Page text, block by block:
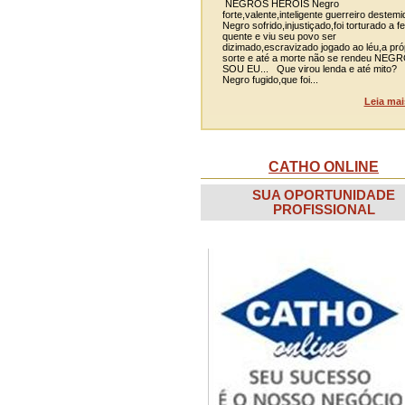
NEGROS HERÓIS Negro
forte,valente,inteligente guerreiro
Negro sofrido,injustiçado,foi torturado a
quente e viu seu povo ser
dizimado,escravizado jogado ao léu,a
sorte e até a morte não se rendeu
SOU EU... Que virou lenda e até mito?
Negro fugido,que foi...
Leia
CATHO ONLINE
SUA OPORTUNIDADE
PROFISSIONAL